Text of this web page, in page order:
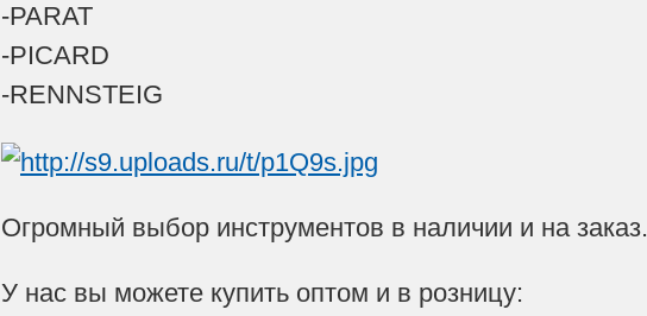
-PARAT
-PICARD
-RENNSTEIG
Огромный выбор инструментов в наличии и на заказ.
У нас вы можете купить оптом и в розницу: